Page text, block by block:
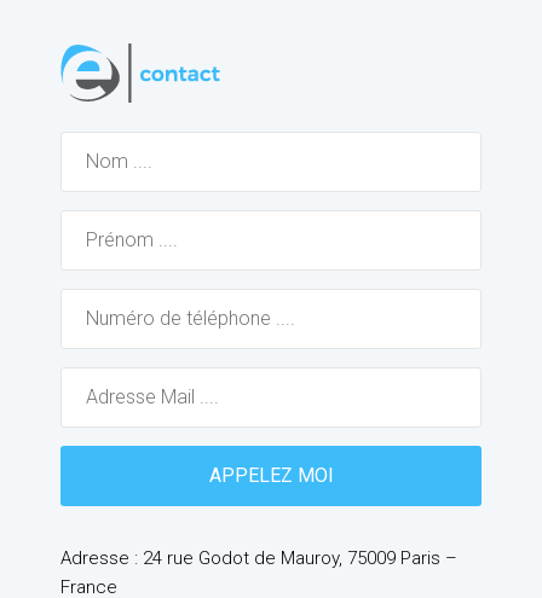
Adresse : 24 rue Godot de Mauroy, 75009 Paris –
France